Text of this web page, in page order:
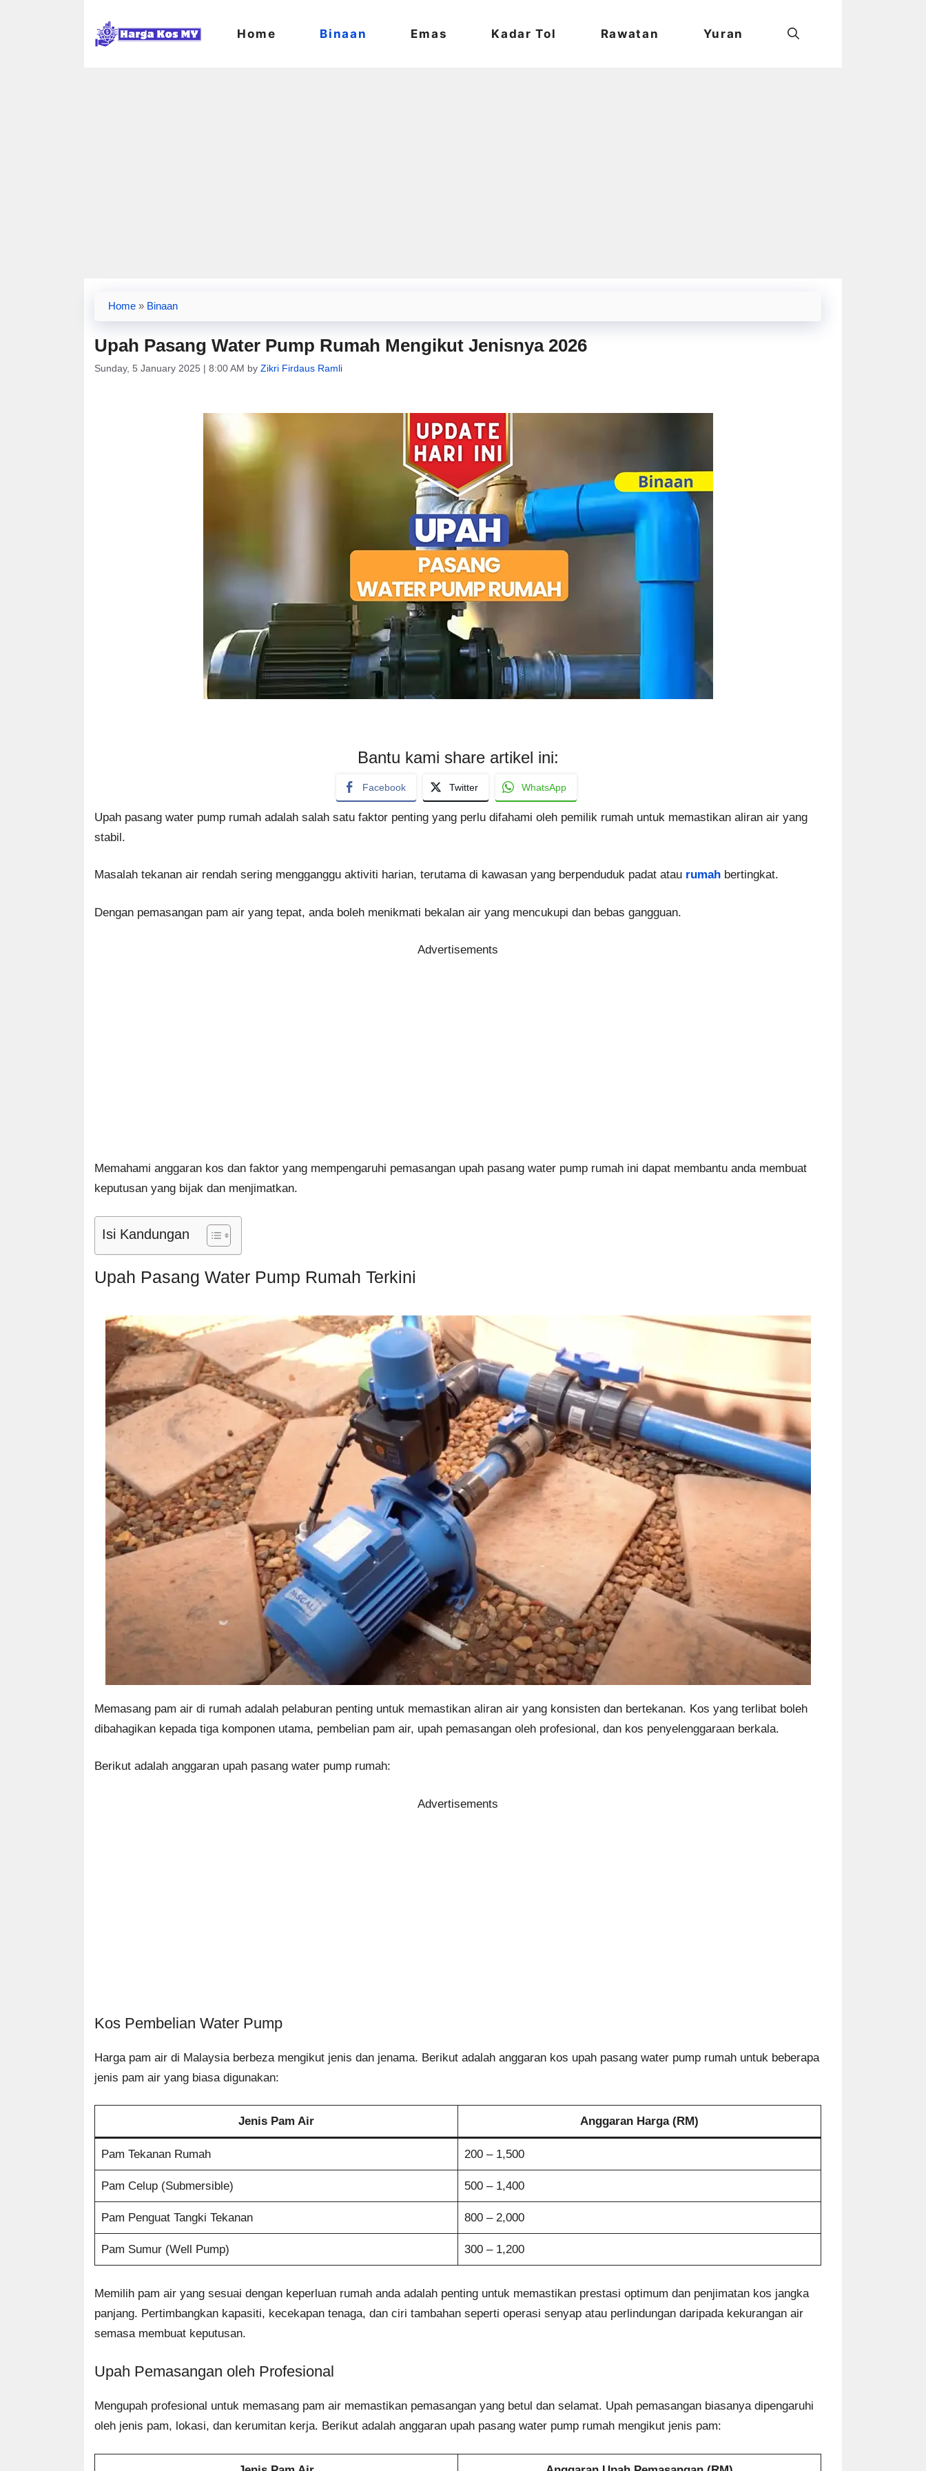
Home Binaan Emas Kadar Tol Rawatan Yuran
Home » Binaan
Upah Pasang Water Pump Rumah Mengikut Jenisnya 2026
Sunday, 5 January 2025 | 8:00 AM by Zikri Firdaus Ramli
Bantu kami share artikel ini:
Facebook Twitter WhatsApp
Upah pasang water pump rumah adalah salah satu faktor penting yang perlu difahami oleh pemilik rumah untuk memastikan aliran air yang
stabil.
Masalah tekanan air rendah sering mengganggu aktiviti harian, terutama di kawasan yang berpenduduk padat atau rumah bertingkat.
Dengan pemasangan pam air yang tepat, anda boleh menikmati bekalan air yang mencukupi dan bebas gangguan.
Advertisements
Memahami anggaran kos dan faktor yang mempengaruhi pemasangan upah pasang water pump rumah ini dapat membantu anda membuat
keputusan yang bijak dan menjimatkan.
Isi Kandungan
Upah Pasang Water Pump Rumah Terkini
Memasang pam air di rumah adalah pelaburan penting untuk memastikan aliran air yang konsisten dan bertekanan. Kos yang terlibat boleh
dibahagikan kepada tiga komponen utama, pembelian pam air, upah pemasangan oleh profesional, dan kos penyelenggaraan berkala.
Berikut adalah anggaran upah pasang water pump rumah:
Advertisements
Kos Pembelian Water Pump
Harga pam air di Malaysia berbeza mengikut jenis dan jenama. Berikut adalah anggaran kos upah pasang water pump rumah untuk beberapa
jenis pam air yang biasa digunakan:
Jenis Pam Air Anggaran Harga (RM)
Pam Tekanan Rumah 200 – 1,500
Pam Celup (Submersible) 500 – 1,400
Pam Penguat Tangki Tekanan 800 – 2,000
Pam Sumur (Well Pump) 300 – 1,200
Memilih pam air yang sesuai dengan keperluan rumah anda adalah penting untuk memastikan prestasi optimum dan penjimatan kos jangka
panjang. Pertimbangkan kapasiti, kecekapan tenaga, dan ciri tambahan seperti operasi senyap atau perlindungan daripada kekurangan air
semasa membuat keputusan.
Upah Pemasangan oleh Profesional
Mengupah profesional untuk memasang pam air memastikan pemasangan yang betul dan selamat. Upah pemasangan biasanya dipengaruhi
oleh jenis pam, lokasi, dan kerumitan kerja. Berikut adalah anggaran upah pasang water pump rumah mengikut jenis pam: